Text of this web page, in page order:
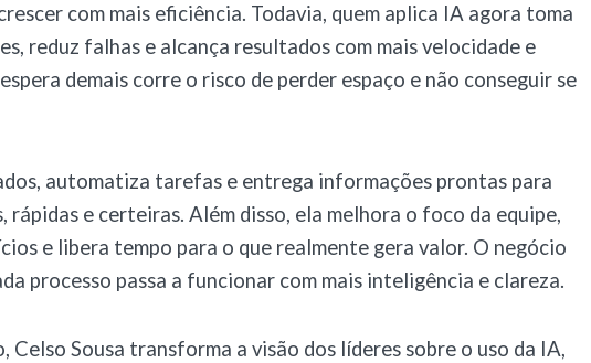
com mais eficiência. Todavia, quem aplica IA agora toma
reduz falhas e alcança resultados com mais velocidade e
demais corre o risco de perder espaço e não conseguir se
automatiza tarefas e entrega informações prontas para
rápidas e certeiras. Além disso, ela melhora o foco da equipe,
e libera tempo para o que realmente gera valor. O negócio
processo passa a funcionar com mais inteligência e clareza.
Celso Sousa transforma a visão dos líderes sobre o uso da IA,